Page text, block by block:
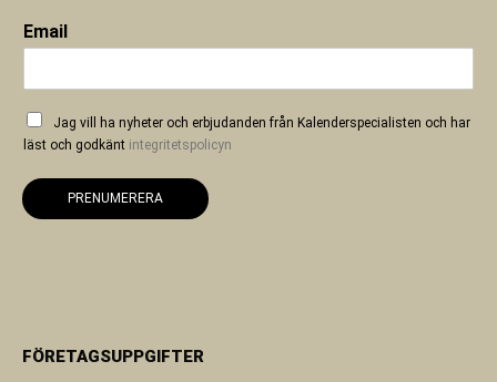
Email
Jag vill ha nyheter och erbjudanden från Kalenderspecialisten och har
läst och godkänt integritetspolicyn
PRENUMERERA
FÖRETAGSUPPGIFTER